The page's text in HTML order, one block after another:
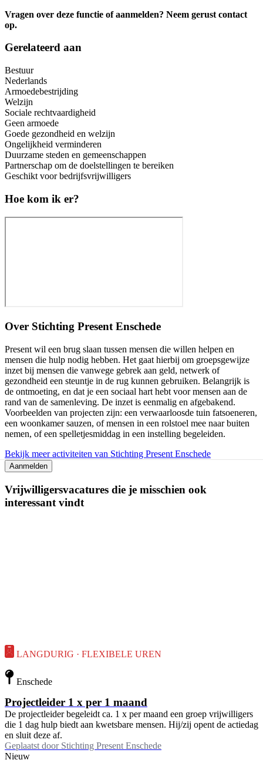
Vragen over deze functie of aanmelden? Neem gerust contact
op.
Gerelateerd aan
Bestuur
Nederlands
Armoedebestrijding
Welzijn
Sociale rechtvaardigheid
Geen armoede
Goede gezondheid en welzijn
Ongelijkheid verminderen
Duurzame steden en gemeenschappen
Partnerschap om de doelstellingen te bereiken
Geschikt voor bedrijfsvrijwilligers
Hoe kom ik er?
Over Stichting Present Enschede
Present wil een brug slaan tussen mensen die willen helpen en
mensen die hulp nodig hebben. Het gaat hierbij om groepsgewijze
inzet bij mensen die vanwege gebrek aan geld, netwerk of
gezondheid een steuntje in de rug kunnen gebruiken. Belangrijk is
de ontmoeting, en dat je een sociaal hart hebt voor mensen aan de
rand van de samenleving. De inzet is eenmalig en afgebakend.
Voorbeelden van projecten zijn: een verwaarloosde tuin fatsoeneren,
een woonkamer sauzen, of mensen in een rolstoel mee naar buiten
nemen, of een spelletjesmiddag in een instelling begeleiden.
Bekijk meer activiteiten van Stichting Present Enschede
Aanmelden
Vrijwilligersvacatures die je misschien ook
interessant vindt
LANGDURIG · FLEXIBELE UREN
Enschede
Projectleider 1 x per 1 maand
De projectleider begeleidt ca. 1 x per maand een groep vrijwilligers
die 1 dag hulp biedt aan kwetsbare mensen. Hij/zij opent de actiedag
en sluit deze af.
Geplaatst door Stichting Present Enschede
Nieuw